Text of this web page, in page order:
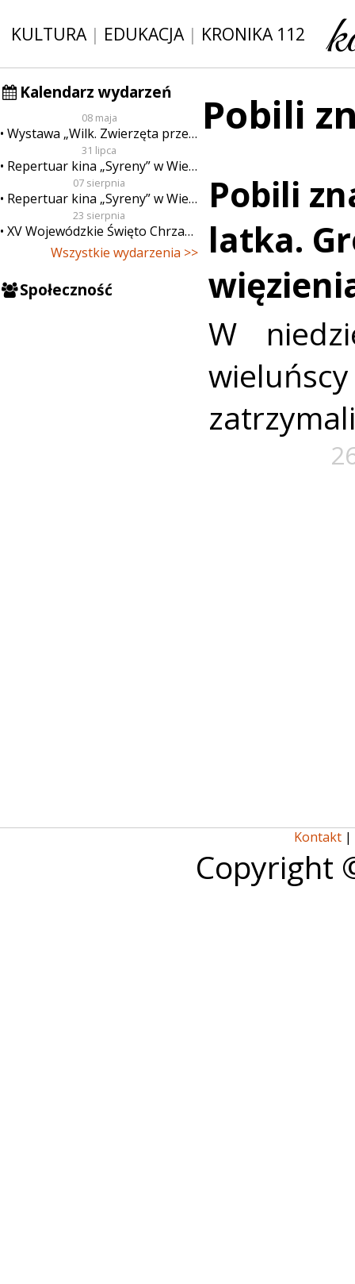
KULTURA| EDUKACJA| KRONIKA 112
Kalendarz wydarzeń
08 maja
Wystawa „Wilk. Zwierzęta przeklęte”
31 lipca
Repertuar kina „Syreny” w Wieluniu w dn. od 31 lipca do 6 sierpnia
07 sierpnia
Repertuar kina „Syreny” w Wieluniu w dn. od 7 do 13 sierpnia
23 sierpnia
XV Wojewódzkie Święto Chrzanu
Wszystkie wydarzenia >>
Społeczność
Pobili
Pobili
latka.
W
Kontakt |
Copyright